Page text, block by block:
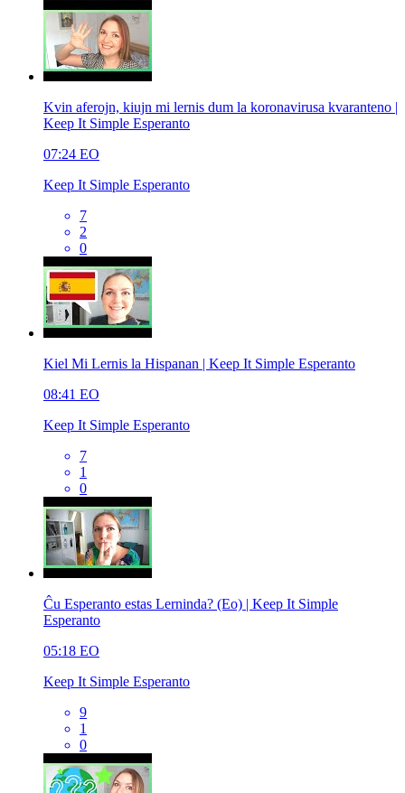
Kvin aferojn, kiujn mi lernis dum la koronavirusa kvaranteno |
Keep It Simple Esperanto
07:24 EO
Keep It Simple Esperanto
7
2
0
Kiel Mi Lernis la Hispanan | Keep It Simple Esperanto
08:41 EO
Keep It Simple Esperanto
7
1
0
Ĉu Esperanto estas Lerninda? (Eo) | Keep It Simple
Esperanto
05:18 EO
Keep It Simple Esperanto
9
1
0